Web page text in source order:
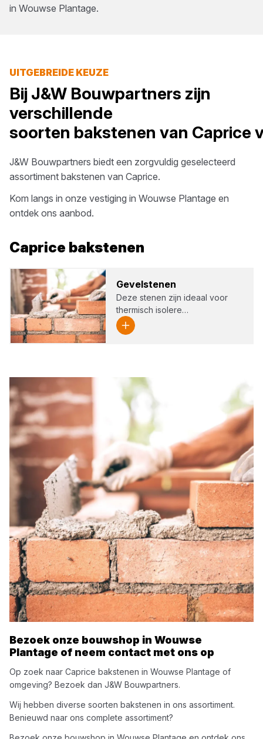
in Wouwse Plantage.
UITGEBREIDE KEUZE
Bij J&W Bouwpartners zijn
verschillende
soorten bakstenen van Caprice
J&W Bouwpartners biedt een zorgvuldig geselecteerd
assortiment bakstenen van Caprice.
Kom langs in onze vestiging in Wouwse Plantage en
ontdek ons aanbod.
Caprice bakstenen
Gevel­ste­nen
Deze stenen zijn ideaal voor
thermisch isolere…
Bezoek onze bouwshop in Wouwse
Plantage of neem contact met ons op
Op zoek naar Caprice bakstenen in Wouwse Plantage of
omgeving? Bezoek dan J&W Bouwpartners.
Wij hebben diverse soorten bakstenen in ons assortiment.
Benieuwd naar ons complete assortiment?